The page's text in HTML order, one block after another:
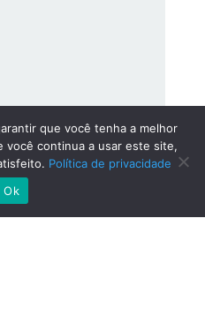
que você tenha a melhor
você continua a usar este site,
Política de privacidade
Ok